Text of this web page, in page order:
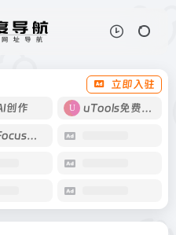
立即入驻
创作 uTools免费工具箱
云上Focus接码